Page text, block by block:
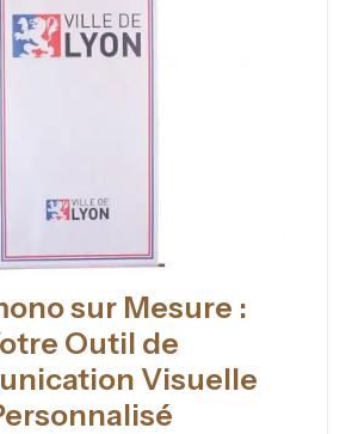
sur Mesure :
Outil de
Visuelle